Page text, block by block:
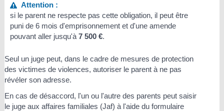
Attention :
si le parent ne respecte pas cette obligation, il peut être
puni de 6 mois d'emprisonnement et d'une amende
pouvant aller jusqu'à 7 500 €.
Seul un juge peut, dans le cadre de mesures de protection
des victimes de violences, autoriser le parent à ne pas
révéler son adresse.
En cas de désaccord, l'un ou l'autre des parents peut saisir
le juge aux affaires familiales (Jaf) à l'aide du formulaire